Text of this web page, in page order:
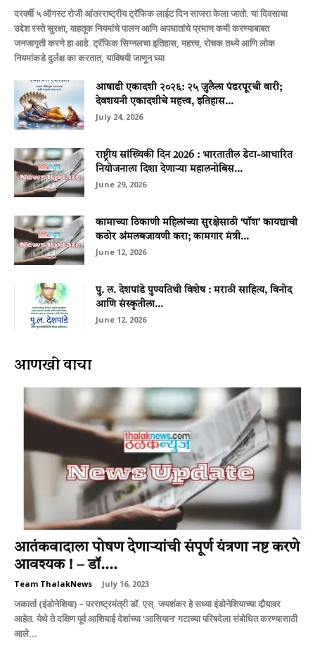
दरवर्षी ५ ऑगस्ट रोजी आंतरराष्ट्रीय ट्रॅफिक लाईट दिन साजरा केला जातो. या दिवसाचा
उद्देश रस्ते सुरक्षा, वाहतूक नियमांचे पालन आणि अपघातांचे प्रमाण कमी करण्याबाबत
जनजागृती करणे हा आहे. ट्रॅफिक सिग्नलचा इतिहास, महत्त्व, रोचक तथ्ये आणि लोक
नियमांकडे दुर्लक्ष का करतात, याविषयी जाणून घ्या
आषाढी एकादशी २०२६: २५ जुलैला पंढरपूरची वारी;
देवशयनी एकादशीचे महत्त्व, इतिहास...
July 24, 2026
राष्ट्रीय सांख्यिकी दिन 2026 : भारतातील डेटा-आधारित
नियोजनाला दिशा देणाऱ्या महालनोबिस...
June 29, 2026
कामाच्या ठिकाणी महिलांच्या सुरक्षेसाठी ‘पॉश’ कायद्याची
कठोर अंमलबजावणी करा; कामगार मंत्री...
June 12, 2026
पु. ल. देशपांडे पुण्यतिथी विशेष : मराठी साहित्य, विनोद
आणि संस्कृतीला...
June 12, 2026
आणखी वाचा
आतंकवादाला पोषण देणार्‍यांची संपूर्ण यंत्रणा नष्ट करणे
आवश्यक ! – डॉ....
Team ThalakNews - July 16, 2023
जकार्ता (इंडोनेशिया) – परराष्ट्रमंत्री डॉ. एस्. जयशंकर हे सध्या इंडोनेशियाच्या दौर्‍यावर
आहेत. येथे ते दक्षिण पूर्व आशियाई देशांच्या ‘आसियान’ गटाच्या परिषदेला संबोधित करण्यासाठी
आले...